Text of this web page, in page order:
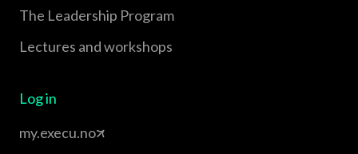
The Leadership Program
Lectures and workshops
Log in
my.execu.no